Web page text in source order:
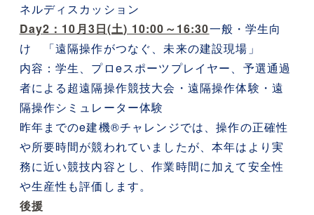
ネルディスカッション
Day2：10月3日(土) 10:00～16:30一般・学生向
け 「遠隔操作がつなぐ、未来の建設現場」
内容：学生、プロeスポーツプレイヤー、予選通過
者による超遠隔操作競技大会・遠隔操作体験・遠
隔操作シミュレーター体験
昨年までのe建機®チャレンジでは、操作の正確性
や所要時間が競われていましたが、本年はより実
務に近い競技内容とし、作業時間に加えて安全性
や生産性も評価します。
後援